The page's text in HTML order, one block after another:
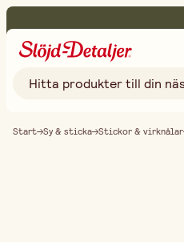
Start Sy & sticka Stickor & virknålar